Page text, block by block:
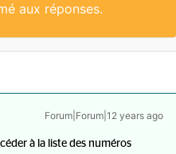
aux réponses.
Forum|Forum|12 years ago
à la liste des numéros